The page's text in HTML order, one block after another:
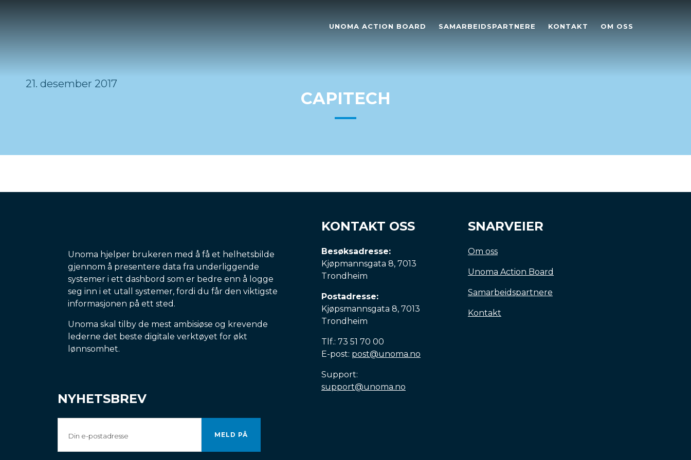
UNOMA ACTION BOARD SAMARBEIDSPARTNERE KONTAKT OM OSS
21. desember 2017
CAPITECH
Unoma hjelper brukeren med å få et helhetsbilde
gjennom å presentere data fra underliggende
systemer i ett dashbord som er bedre enn å logge
seg inn i et utall systemer, fordi du får den viktigste
informasjonen på ett sted.
Unoma skal tilby de mest ambisiøse og krevende
lederne det beste digitale verktøyet for økt
lønnsomhet.
NYHETSBREV
KONTAKT OSS
Besøksadresse:
Kjøpmannsgata 8, 7013
Trondheim
Postadresse:
Kjøpsmannsgata 8, 7013
Trondheim
Tlf.: 73 51 70 00
E-post: post@unoma.no
Support:
support@unoma.no
SNARVEIER
Om oss
Unoma Action Board
Samarbeidspartnere
Kontakt